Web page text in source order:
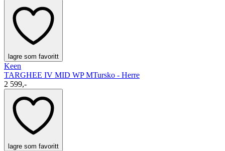
lagre som favoritt
Keen
TARGHEE IV MID WP MTursko - Herre
2 599,-
lagre som favoritt